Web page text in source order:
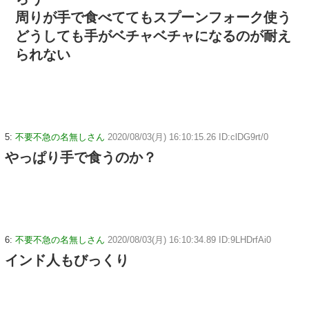
周りが手で食べててもスプーンフォーク使う
どうしても手がベチャベチャになるのが耐え
られない
5: 不要不急の名無しさん 2020/08/03(月) 16:10:15.26 ID:clDG9rt/0
やっぱり手で食うのか？
6: 不要不急の名無しさん 2020/08/03(月) 16:10:34.89 ID:9LHDrfAi0
インド人もびっくり